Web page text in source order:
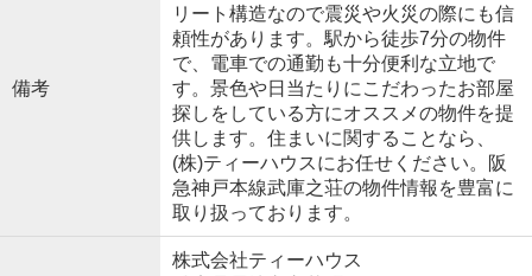
備考
リート構造なので震災や火災の際にも信
頼性があります。駅から徒歩7分の物件
で、電車での通勤も十分便利な立地で
す。景色や日当たりにこだわったお部屋
探しをしている方にオススメの物件を提
供します。住まいに関することなら、
(株)ティーハウスにお任せください。阪
急神戸本線武庫之荘の物件情報を豊富に
取り扱っております。
株式会社ティーハウス